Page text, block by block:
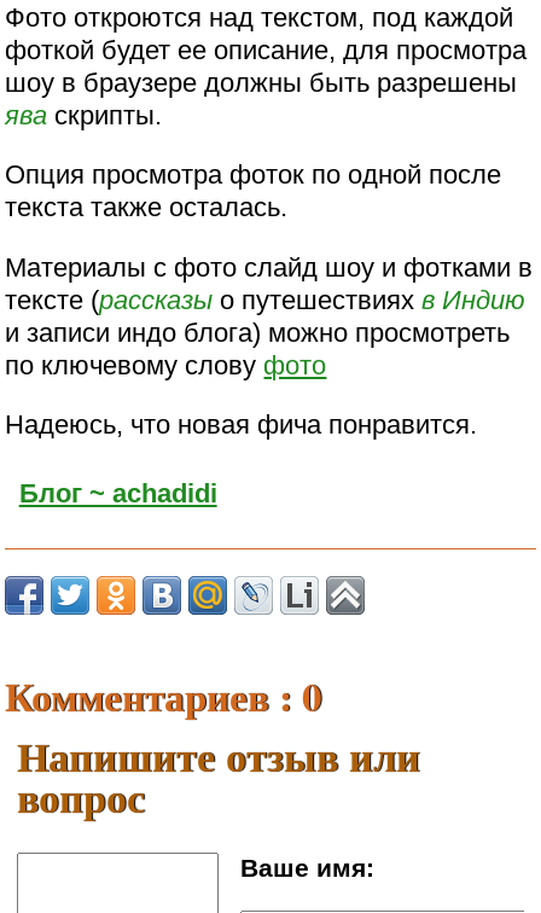
Фото откроются над текстом, под каждой
фоткой будет ее описание, для просмотра
шоу в браузере должны быть разрешены
ява скрипты.
Опция просмотра фоток по одной после
текста также осталась.
Материалы с фото слайд шоу и фотками в
тексте (рассказы о путешествияхв Индию
и записи индо блога) можно просмотреть
по ключевому слову фото
Надеюсь, что новая фича понравится.
Блог ~ achadidi
Комментариев : 0
Напишите отзыв или
вопрос
Ваше имя: